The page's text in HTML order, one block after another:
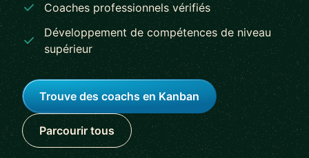
Coaches professionnels vérifiés
Développement de compétences de niveau
supérieur
Trouve des coachs en Kanban
Parcourir tous